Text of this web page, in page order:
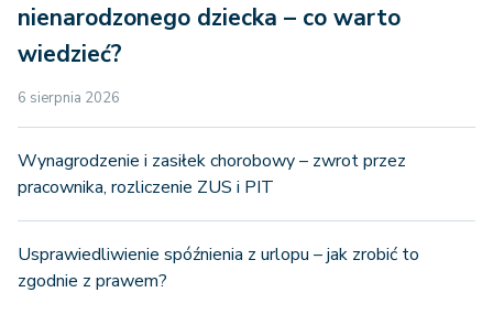
nienarodzonego dziecka – co warto
wiedzieć?
6 sierpnia 2026
Wynagrodzenie i zasiłek chorobowy – zwrot przez
pracownika, rozliczenie ZUS i PIT
Usprawiedliwienie spóźnienia z urlopu – jak zrobić to
zgodnie z prawem?